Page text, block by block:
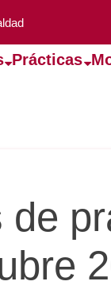
Prácticas
de